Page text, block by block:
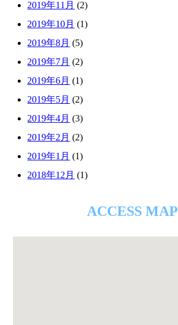
2019年11月 (2)
2019年10月 (1)
2019年8月 (5)
2019年7月 (2)
2019年6月 (1)
2019年5月 (2)
2019年4月 (3)
2019年2月 (2)
2019年1月 (1)
2018年12月 (1)
ACCESS MAP